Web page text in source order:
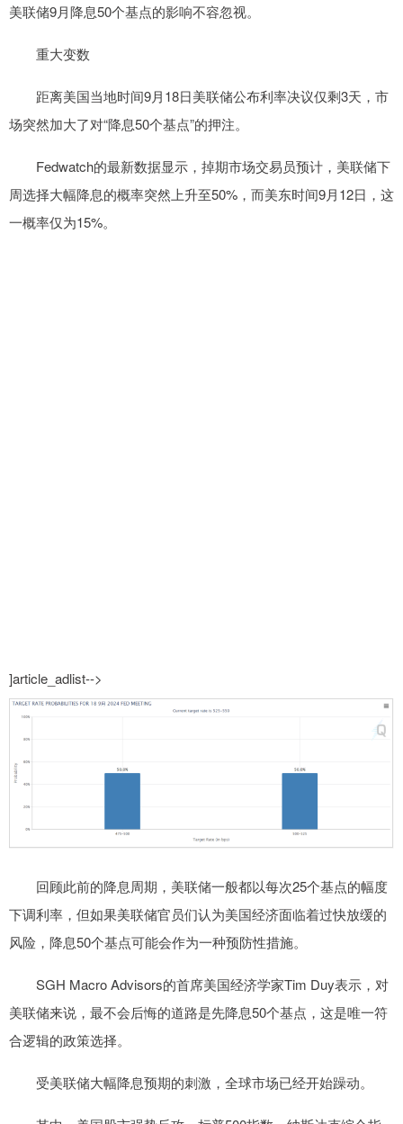
美联储9月降息50个基点的影响不容忽视。
重大变数
距离美国当地时间9月18日美联储公布利率决议仅剩3天，市
场突然加大了对“降息50个基点”的押注。
Fedwatch的最新数据显示，掉期市场交易员预计，美联储下
周选择大幅降息的概率突然上升至50%，而美东时间9月12日，这
一概率仅为15%。
]article_adlist-->
回顾此前的降息周期，美联储一般都以每次25个基点的幅度
下调利率，但如果美联储官员们认为美国经济面临着过快放缓的
风险，降息50个基点可能会作为一种预防性措施。
SGH Macro Advisors的首席美国经济学家Tim Duy表示，对
美联储来说，最不会后悔的道路是先降息50个基点，这是唯一符
合逻辑的政策选择。
受美联储大幅降息预期的刺激，全球市场已经开始躁动。